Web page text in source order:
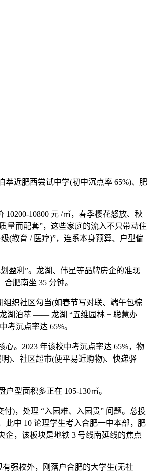
近肥西尝试中学(初中沉点率 65%)、肥
10800 元 /㎡，春季樱花怒放、秋
量而配套”，这些家庭的流入不只带动住
(教育 / 医疗)”，连系本身预算、户型偏
盈利”。龙湖、伟星等品牌房企的准现
肥南坐 35 分钟。
织社区勾当(如春节写对联、端午包粽
湖泊萃 —— 龙湖 “五维园林 + 聪慧办
考沉点率达 65%。
。2023 年该校中考沉点率达 65%，物
)、社区超市(便平易近购物)、快递驿
型面积多正在 105-130㎡。
)，处理 “入园难、入园贵” 问题。总投
此中 10 论理学生考入合肥一中本部，肥
企，该板块是地铁 3 号线南延线的焦点
强校外，刚落户合肥的大学生(无社